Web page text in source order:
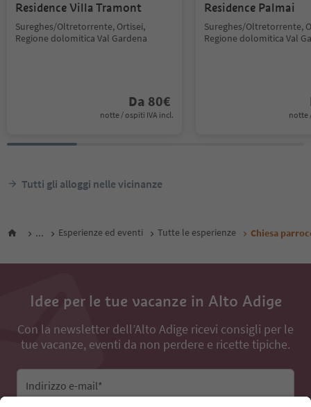
Residence Villa Tramont
Sureghes/Oltretorrente, Ortisei,
Regione dolomitica Val Gardena
Da 80€
notte / ospiti IVA incl.
Residence Palmai
Sureghes/Oltretorrente,
Regione dolomitica Val
notte
Tutti gli alloggi nelle vicinanze
... Esperienze ed eventi Tutte le esperienze Chiesa
Idee per le tue vacanze in Alto Adige
Con la newsletter dell’Alto Adige ricevi consigli per le
tue vacanze, eventi da non perdere e ricette tipiche.
Indirizzo e-mail*